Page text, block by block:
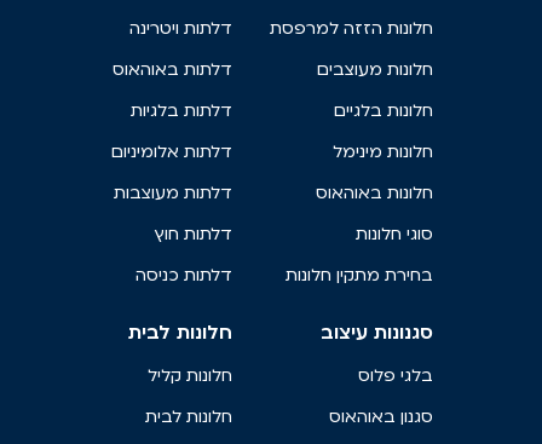
חלונות הזזה למרפסת
חלונות מעוצבים
חלונות בלגיים
חלונות מינימל
חלונות באוהאוס
סוגי חלונות
בחירת מתקין חלונות
דלתות ויטרינה
דלתות באוהאוס
דלתות בלגיות
דלתות אלומיניום
דלתות מעוצבות
דלתות חוץ
דלתות כניסה
סגנונות עיצוב
בלגי פלוס
סגנון באוהאוס
חלונות לבית
חלונות קליל
חלונות לבית